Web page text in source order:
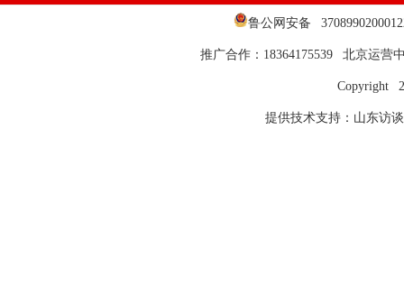
鲁公网安备
推广合作：18364175539 北京运营
Copyright
提供技术支持：山东访